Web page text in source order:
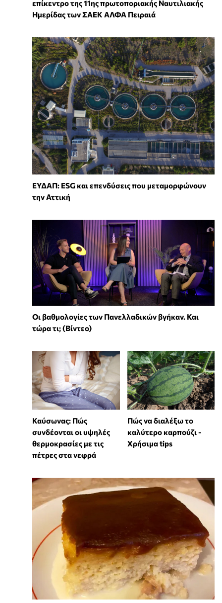
επίκεντρο της 11ης πρωτοποριακής Ναυτιλιακής
Ημερίδας των ΣΑΕΚ ΑΛΦΑ Πειραιά
ΕΥΔΑΠ: ESG και επενδύσεις που μεταμορφώνουν
την Αττική
Οι βαθμολογίες των Πανελλαδικών βγήκαν. Και
τώρα τι; (Βίντεο)
Καύσωνας: Πώς
συνδέονται οι υψηλές
θερμοκρασίες με τις
πέτρες στα νεφρά
Πώς να διαλέξω το
καλύτερο καρπούζι -
Χρήσιμα tips